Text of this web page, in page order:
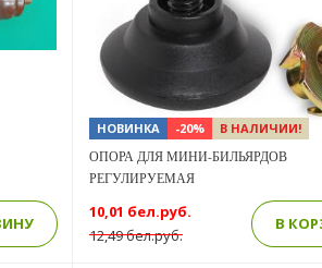
НОВИНКА -20% В НАЛИЧИИ!
ОПОРА ДЛЯ МИНИ-БИЛЬЯРДОВ
РЕГУЛИРУЕМАЯ
12,49 бел.руб.
10,01 бел.руб.
В